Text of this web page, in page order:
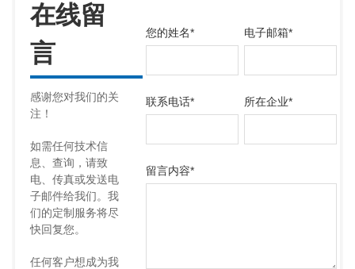
在线留
言
感谢您对我们的关
注！
如需任何技术信
息、查询，请致
电、传真或发送电
子邮件给我们。我
们的定制服务将尽
快回复您。
任何客户想成为我
您的姓名* 电子邮箱*
联系电话* 所在企业*
留言内容*